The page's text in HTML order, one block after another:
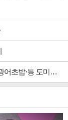
도미찜 맛집 탐방